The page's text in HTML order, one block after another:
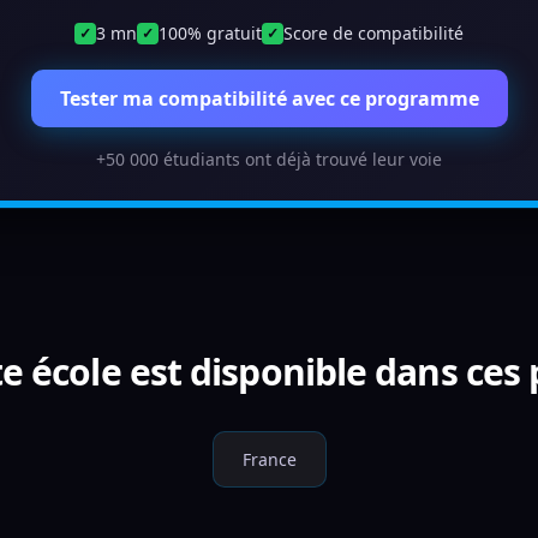
✓ 3 mn ✓ 100% gratuit ✓ Score de compatibilité
Tester ma compatibilité avec ce programme
+50 000 étudiants ont déjà trouvé leur voie
école est disponible dans ces
France